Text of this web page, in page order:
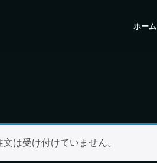
ホーム
は受け付けていません。